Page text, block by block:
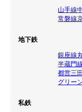
山手線
常磐線
地下鉄
銀座線
半蔵門
都営三
グリー
私鉄